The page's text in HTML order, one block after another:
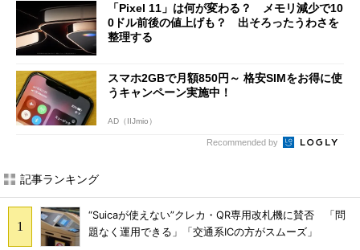
「Pixel 11」は何が変わる？ メモリ減少で10
0ドル前後の値上げも？ 出そろったうわさを
整理する
スマホ2GBで月額850円～ 格安SIMをお得に使
うキャンペーン実施中！
AD（IIJmio）
Recommended by
記事ランキング
“Suicaが使えない”クレカ・QR専用改札機に賛否 「問
題なく運用できる」「交通系ICの方がスムーズ」